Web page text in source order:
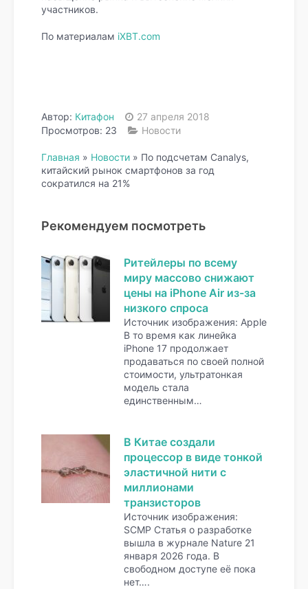
участников.
По материалам iXBT.com
Автор: Китафон
27 апреля 2018
Просмотров: 23
Новости
Главная » Новости » По подсчетам Canalys,
китайский рынок смартфонов за год
сократился на 21%
Рекомендуем посмотреть
Ритейлеры по всему
миру массово снижают
цены на iPhone Air из-за
низкого спроса
Источник изображения: Apple
В то время как линейка
iPhone 17 продолжает
продаваться по своей полной
стоимости, ультратонкая
модель стала
единственным…
В Китае создали
процессор в виде тонкой
эластичной нити с
миллионами
транзисторов
Источник изображения:
SCMP Статья о разработке
вышла в журнале Nature 21
января 2026 года. В
свободном доступе её пока
нет….